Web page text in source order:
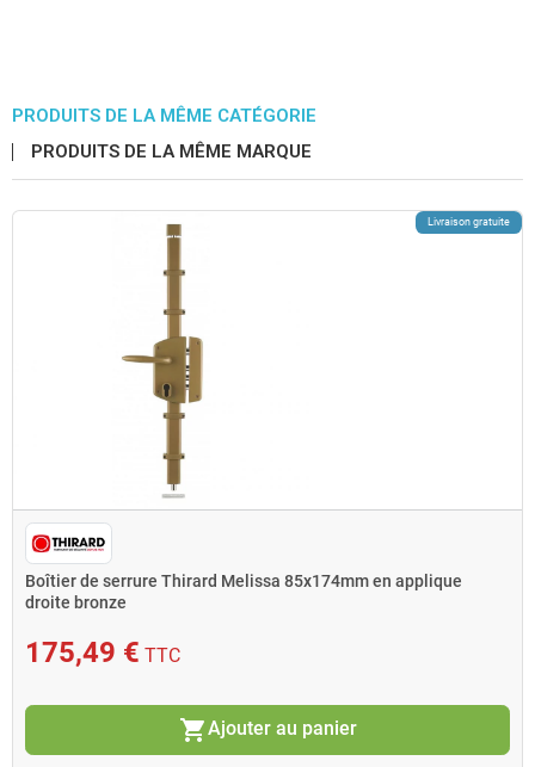
PRODUITS DE LA MÊME CATÉGORIE
PRODUITS DE LA MÊME MARQUE
Livraison gratuite
Boîtier de serrure Thirard Melissa 85x174mm en applique
droite bronze
175,49 € TTC
shopping_cartAjouter au panier